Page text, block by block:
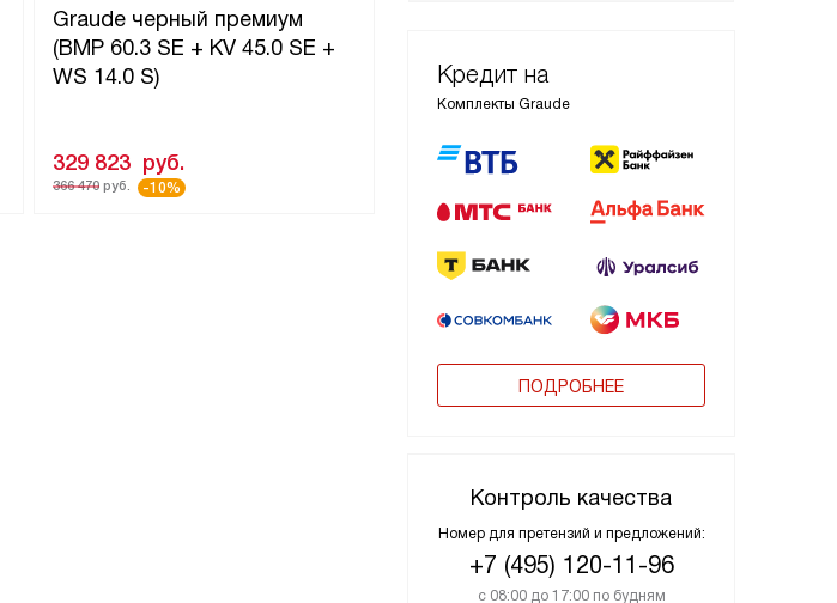
Кредит на
Комплекты Graude
ПОДРОБНЕЕ
Контроль качества
Номер для претензий и предложений:
+7 (495) 120-11-96
с 08:00 до 17:00 по будням
Graude черный премиум
(BMP 60.3 SE + KV 45.0 SE +
WS 14.0 S)
329 823 руб.
366 470руб. -10%